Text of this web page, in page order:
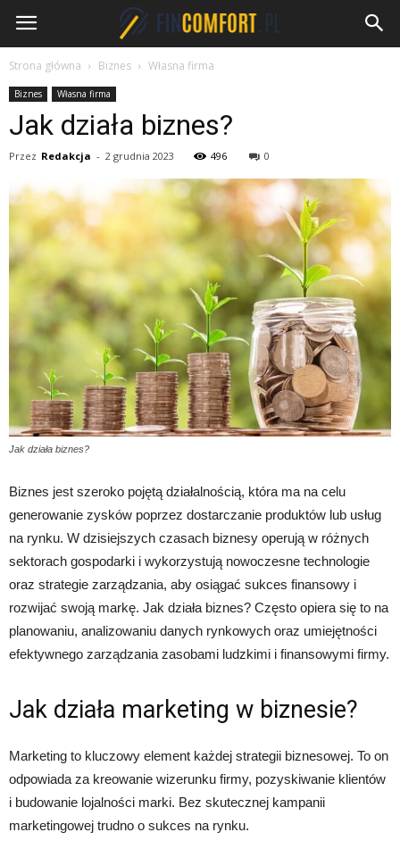
FinComfort.pl
Strona główna Biznes Własna firma
Biznes Własna firma
Jak działa biznes?
Przez Redakcja - 2 grudnia 2023 496 0
Jak działa biznes?
Biznes jest szeroko pojętą działalnością, która ma na celu
generowanie zysków poprzez dostarczanie produktów lub usług
na rynku. W dzisiejszych czasach biznesy operują w różnych
sektorach gospodarki i wykorzystują nowoczesne technologie
oraz strategie zarządzania, aby osiągać sukces finansowy i
rozwijać swoją markę. Jak działa biznes? Często opiera się to na
planowaniu, analizowaniu danych rynkowych oraz umiejętności
efektywnego zarządzania zasobami ludzkimi i finansowymi firmy.
Jak działa marketing w biznesie?
Marketing to kluczowy element każdej strategii biznesowej. To on
odpowiada za kreowanie wizerunku firmy, pozyskiwanie klientów
i budowanie lojalności marki. Bez skutecznej kampanii
marketingowej trudno o sukces na rynku.